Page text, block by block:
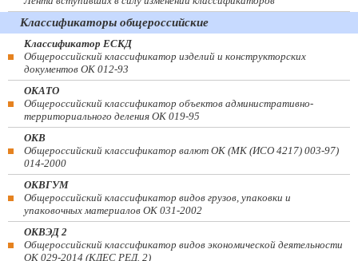
Классификаторы общероссийские
Классификатор ЕСКД
Общероссийский классификатор изделий и конструкторских
документов ОК 012-93
ОКАТО
Общероссийский классификатор объектов административно-
территориального деления ОК 019-95
ОКВ
Общероссийский классификатор валют ОК (МК (ИСО 4217) 003-97)
014-2000
ОКВГУМ
Общероссийский классификатор видов грузов, упаковки и
упаковочных материалов ОК 031-2002
ОКВЭД 2
Общероссийский классификатор видов экономической деятельности
ОК 029-2014 (КДЕС РЕД. 2)